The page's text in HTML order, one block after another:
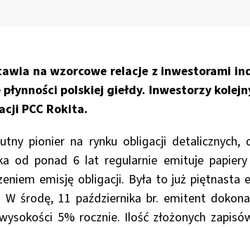
na wzorcowe relacje z inwestorami
polskiej giełdy. Inwestorzy
PCC Rokita.
pionier na rynku obligacji detalicznych,
od ponad 6 lat regularnie emituje
emisję obligacji. Była to już piętnasta
W środę, 11 października br. emitent
5% rocznie. Ilość złożonych